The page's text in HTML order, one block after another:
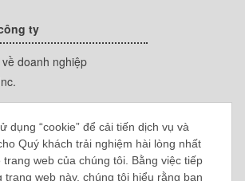
dụng “cookie” để cải tiến dịch vụ và
Quý khách trải nghiệm hài lòng nhất
trang web của chúng tôi. Bằng việc tiếp
trang web này, chúng tôi hiểu rằng bạn
ty
doanh nghiệp